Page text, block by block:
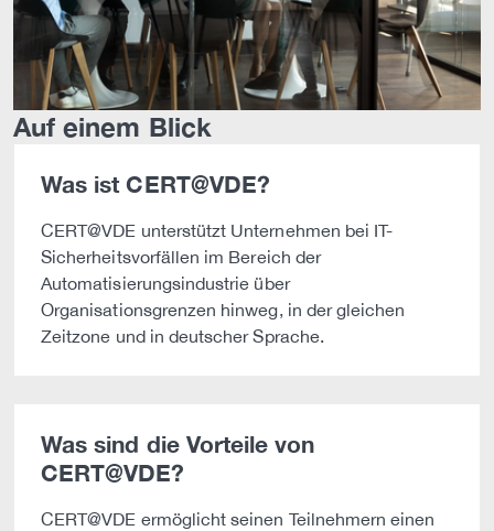
Auf einem Blick
Was ist CERT@VDE?
CERT@VDE unterstützt Unternehmen bei IT-
Sicherheitsvorfällen im Bereich der
Automatisierungsindustrie über
Organisationsgrenzen hinweg, in der gleichen
Zeitzone und in deutscher Sprache.
Was sind die Vorteile von
CERT@VDE?
CERT@VDE ermöglicht seinen Teilnehmern einen